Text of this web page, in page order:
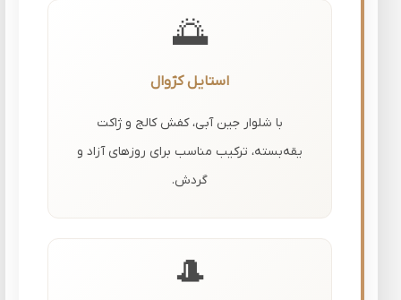
🌅
استایل کژوال
با شلوار جین آبی، کفش کالج و ژاکت
یقه‌بسته، ترکیب مناسب برای روزهای آزاد و
گردش.
🎩